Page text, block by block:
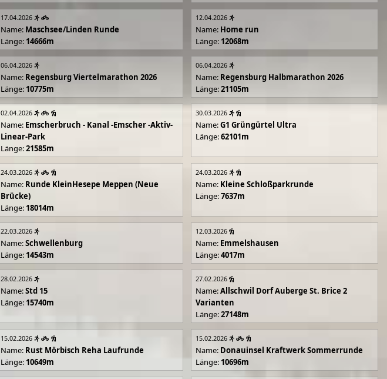
17.04.2026
Name: Maschsee/Linden Runde
Länge: 14666m
12.04.2026
Name: Home run
Länge: 12068m
06.04.2026
Name: Regensburg Viertelmarathon 2026
Länge: 10775m
06.04.2026
Name: Regensburg Halbmarathon 2026
Länge:21105m
02.04.2026
Name: Emscherbruch - Kanal -Emscher -Aktiv-
Linear-Park
Länge:21585m
30.03.2026
Name:G1 Grüngürtel Ultra
Länge:62101m
24.03.2026
Name: Runde KleinHesepe Meppen (Neue
Brücke)
Länge: 18014m
24.03.2026
Name: Kleine Schloßparkrunde
Länge:7637m
22.03.2026
Name:Schwellenburg
Länge: 14543m
12.03.2026
Name: Emmelshausen
Länge:4017m
28.02.2026
Name:Std 15
Länge: 15740m
27.02.2026
Name:Allschwil Dorf Auberge St. Brice 2
Varianten
Länge:27148m
15.02.2026
Name: Rust Mörbisch Reha Laufrunde
Länge: 10649m
15.02.2026
Name: Donauinsel Kraftwerk Sommerrunde
Länge: 10696m